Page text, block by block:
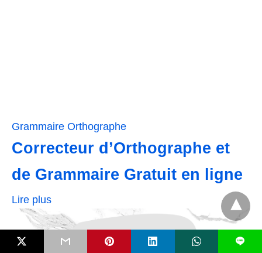
Grammaire Orthographe
Correcteur d’Orthographe et
de Grammaire Gratuit en ligne
Lire plus
L